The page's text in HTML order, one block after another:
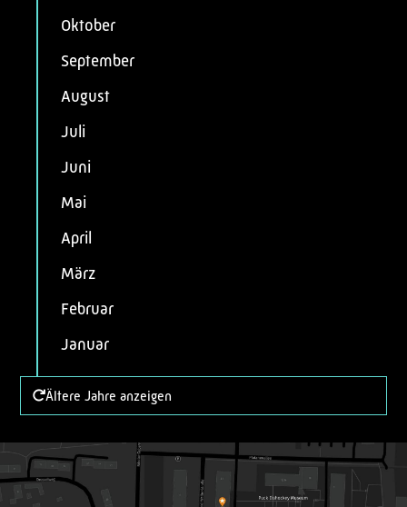
Oktober
September
August
Juli
Juni
Mai
April
März
Februar
Januar
Ältere Jahre anzeigen